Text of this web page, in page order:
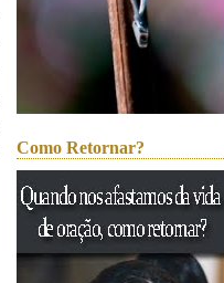
Como Retornar?